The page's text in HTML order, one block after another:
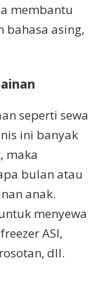
membantu
bahasa asing,
seperti sewa
ini banyak
maka
bulan atau
anak.
menyewa
ASI,
dll.